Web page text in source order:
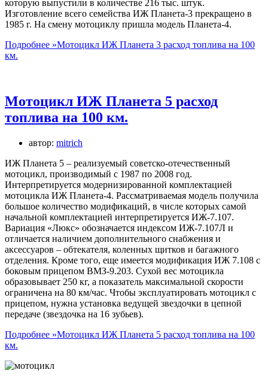
которую выпустили в количестве 216 тыс. штук.
Изготовление всего семейства ИЖ Планета-3 прекращено в
1985 г. На смену мотоциклу пришла модель Планета-4.
Подробнее »Мотоцикл ИЖ Планета 3 расход топлива на 100
км.
Мотоцикл ИЖ Планета 5 расход
топлива на 100 км.
автор: mitrich
ИЖ Планета 5 – реализуемый советско-отечественный
мотоцикл, производимый с 1987 по 2008 год.
Интерпретируется модернизированной комплектацией
мотоцикла ИЖ Планета-4. Рассматриваемая модель получила
большое количество модификаций, в числе которых самой
начальной комплектацией интерпретируется ИЖ-7.107.
Вариация «Люкс» обозначается индексом ИЖ-7.107Л и
отличается наличием дополнительного снабжения и
аксессуаров – обтекателя, коленных щитков и багажного
отделения. Кроме того, еще имеется модификация ИЖ 7.108 с
боковым прицепом ВМЗ-9.203. Сухой вес мотоцикла
образовывает 250 кг, а показатель максимальной скорости
ограничена на 80 км/час. Чтобы эксплуатировать мотоцикл с
прицепом, нужна установка ведущей звездочки в цепной
передаче (звездочка на 16 зубьев).
Подробнее »Мотоцикл ИЖ Планета 5 расход топлива на 100
км.